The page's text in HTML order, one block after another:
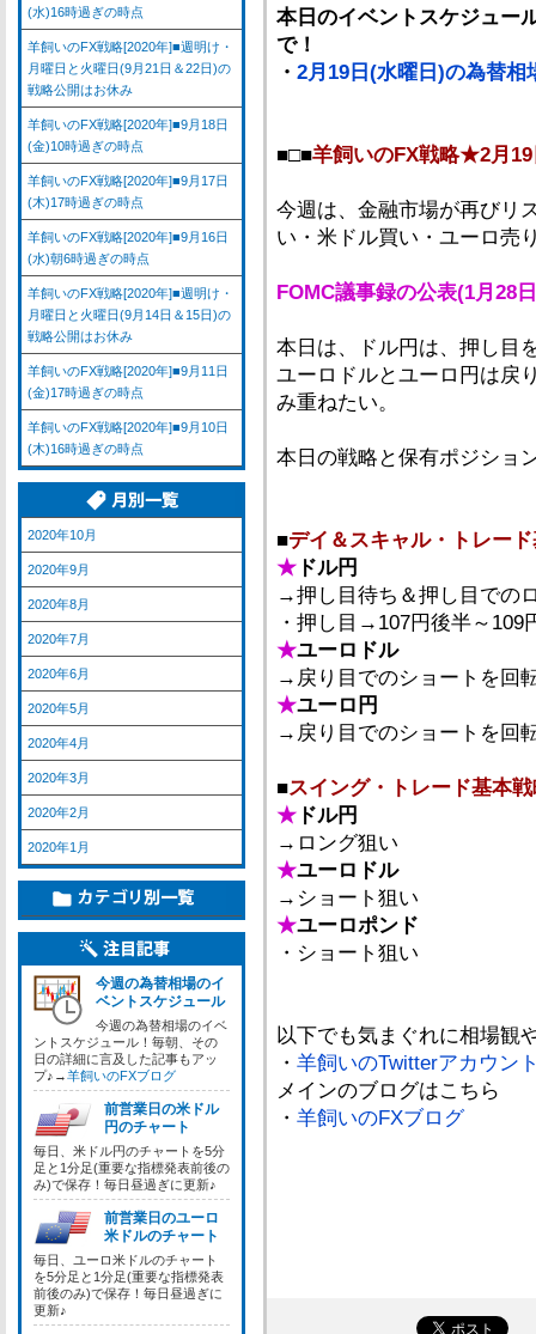
本日のイベントスケジュー
で！
・ 2月19日(水曜日)の為替相
■□■羊飼いのFX戦略★2月
今週は、金融市場が再びリ
い・米ドル買い・ユーロ売
FOMC議事録の公表(1月28
本日は、ドル円は、押し目
ユーロドルとユーロ円は戻
み重ねたい。
本日の戦略と保有ポジショ
■デイ＆スキャル・トレー
★ ドル円
→押し目待ち＆押し目での
・押し目→107円後半～109
★ユーロドル
→戻り目でのショートを回
★ユーロ円
→戻り目でのショートを回
■スイング・トレード基本
★ ドル円
→ロング狙い
★ユーロドル
→ショート狙い
★ユーロポンド
・ショート狙い
以下でも気まぐれに相場観
・ 羊飼いのTwitterアカウン
メインのブログはこちら
・ 羊飼いのFXブログ
(水)16時過ぎの時点
羊飼いのFX戦略[2020年]■週明け・
月曜日と火曜日(9月21日＆22日)の
戦略公開はお休み
羊飼いのFX戦略[2020年]■9月18日
(金)10時過ぎの時点
羊飼いのFX戦略[2020年]■9月17日
(木)17時過ぎの時点
羊飼いのFX戦略[2020年]■9月16日
(水)朝6時過ぎの時点
羊飼いのFX戦略[2020年]■週明け・
月曜日と火曜日(9月14日＆15日)の
戦略公開はお休み
羊飼いのFX戦略[2020年]■9月11日
(金)17時過ぎの時点
羊飼いのFX戦略[2020年]■9月10日
(木)16時過ぎの時点
2020年10月
2020年9月
2020年8月
2020年7月
2020年6月
2020年5月
2020年4月
2020年3月
2020年2月
2020年1月
今週の為替相場のイ
ベントスケジュール
今週の為替相場のイベ
ントスケジュール！毎朝、その
日の詳細に言及した記事もアッ
プ♪→羊飼いのFXブログ
前営業日の米ドル
円のチャート
毎日、米ドル円のチャートを5分
足と1分足(重要な指標発表前後の
み)で保存！毎日昼過ぎに更新♪
前営業日のユーロ
米ドルのチャート
毎日、ユーロ米ドルのチャート
を5分足と1分足(重要な指標発表
前後のみ)で保存！毎日昼過ぎに
更新♪